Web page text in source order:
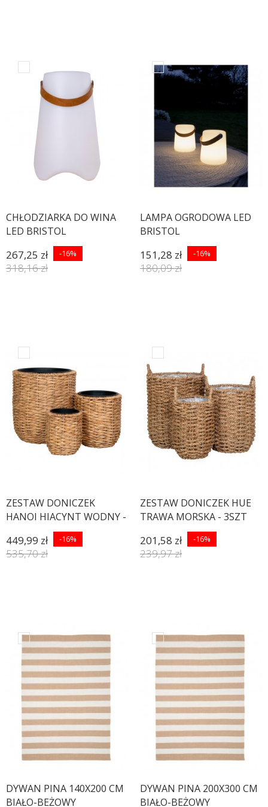
CHŁODZIARKA DO WINA
LED BRISTOL
267,25 zł -16%
318,16 zł
LAMPA OGRODOWA LED
BRISTOL
151,28 zł -16%
180,09 zł
ZESTAW DONICZEK
HANOI HIACYNT WODNY -
449,99 zł -16%
535,70 zł
ZESTAW DONICZEK HUE
TRAWA MORSKA - 3SZT
201,58 zł -16%
239,97 zł
DYWAN PINA 140X200 CM
BIAŁO-BEŻOWY
DYWAN PINA 200X300 CM
BIAŁO-BEŻOWY